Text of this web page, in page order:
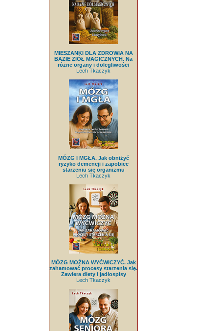
MIESZANKI DLA ZDROWIA NA
BAZIE ZIÓŁ MAGICZNYCH. Na
różne organy i dolegliwości
Lech Tkaczyk
MÓZG I MGŁA. Jak obniżyć
ryzyko demencji i zapobiec
starzeniu się organizmu
Lech Tkaczyk
MÓZG MOŻNA WYĆWICZYĆ. Jak
zahamować procesy starzenia się.
Zawiera diety i jadłospisy
Lech Tkaczyk